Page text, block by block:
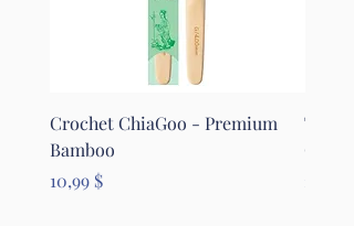
Crochet ChiaGoo - Premium
Bamboo
Prix
10,99 $
Tapis
Clover